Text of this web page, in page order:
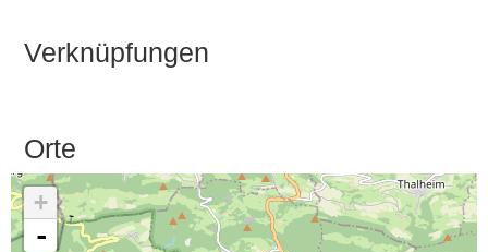
Verknüpfungen
Orte
+
-